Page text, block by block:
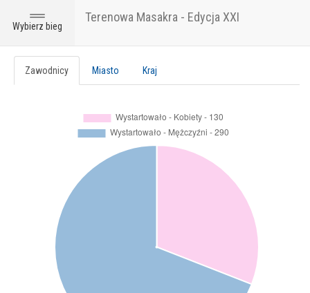
Toggle
navigation
Wybierz bieg
Terenowa Masakra - Edycja XXI
Zawodnicy Miasto Kraj